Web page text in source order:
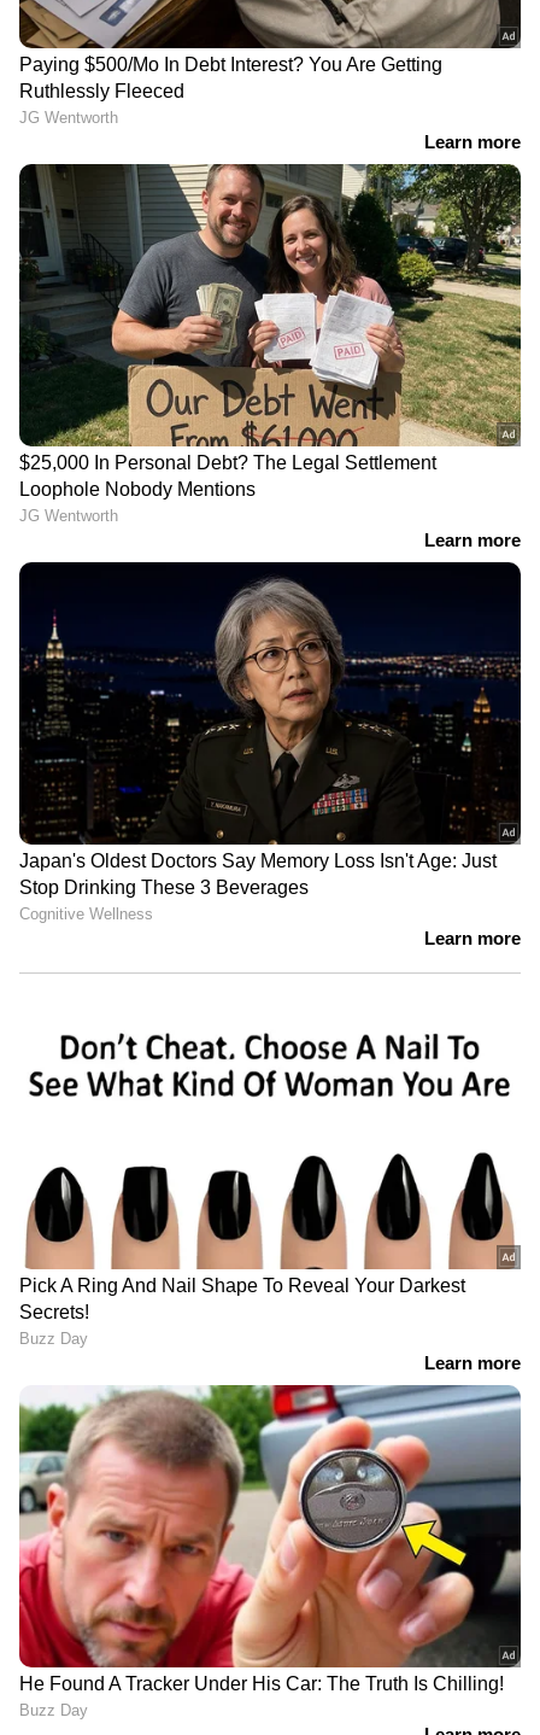
ബാങ്കിംഗ് വിവരങ്ങൾ, പാസ്‌വേഡുകൾ, ഓടിപി
സന്ദേശങ്ങൾ തുടങ്ങിയ സ്വകാര്യ വിവരങ്ങൾ
കൈക്കലാക്കാൻ സാധ്യതയുണ്ട്.
ഇത്തരം തട്ടിപ്പുകളിൽ നിന്ന് രക്ഷപ്പെടാൻ ചില
മുൻകരുതലുകൾ അനിവാര്യമാണ്.
പരിചയമില്ലാത്ത ആളുകളിൽ നിന്ന് ലഭിക്കുന്ന
എപികെ ഫയലുകൾ ഒരിക്കലും ഡൗൺലോഡ്
ചെയ്യരുത്. വാട്‌സ്ആപ്പ്, എസ്‍എംഎസ്,
ഇമെയിൽ എന്നിവ വഴി ലഭിക്കുന്ന
സംശയാസ്പദമായ ലിങ്കുകളിൽ ക്ലിക്ക്
ചെയ്യുന്നതും ഒഴിവാക്കണം. ബാങ്ക്
അക്കൗണ്ടുമായി ബന്ധപ്പെട്ട ഏതെങ്കിലും
മുന്നറിയിപ്പ് ലഭിച്ചാൽ, നേരിട്ട് ബാങ്കുമായി
ബന്ധപ്പെട്ടു വിവരം സ്ഥിരീകരിക്കുന്നതാണ്
കൂടാതെ, മൊബൈൽ ഫോണിന്റെയും
ആപ്പുകളുടെയും സോഫ്റ്റ്‌വെയർ പതിവായി
അപ്‌ഡേറ്റ് ചെയ്യണം. ഇത്തരത്തിലുള്ള
സന്ദേശങ്ങൾ ലഭിച്ചാൽ ഉടൻ തന്നെ
അയച്ചയാളെ ബ്ലോക്ക് ചെയ്ത് സന്ദേശം ഡിലീറ്റ്
ചെയ്യുകയും, കുടുംബാംഗങ്ങളെയും
സുഹൃത്തുക്കളെയും ഇതുസംബന്ധിച്ച്
ജാഗ്രതപ്പെടുത്തുകയും വേണം.
മണികൂർ വെെകുമെന്ന്
അറിയിച്ചില്ല; കണ്ണൂർ
വിമാനത്താവളത്തിൽ പ്രതിഷേധം